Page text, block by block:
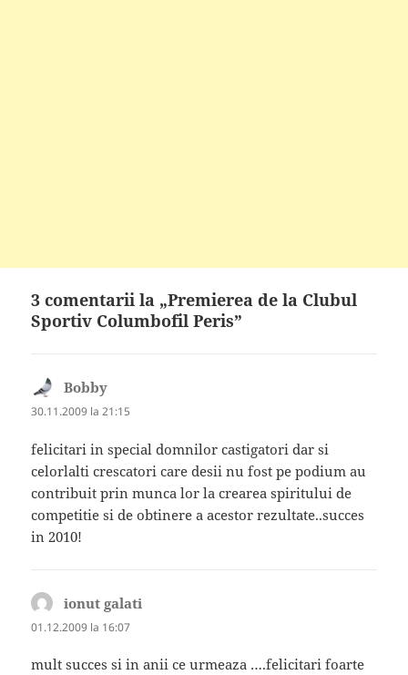
3 comentarii la „Premierea de la Clubul
Sportiv Columbofil Peris”
Bobby
30.11.2009 la 21:15
felicitari in special domnilor castigatori dar si
celorlalti crescatori care desii nu fost pe podium au
contribuit prin munca lor la crearea spiritului de
competitie si de obtinere a acestor rezultate..succes
in 2010!
ionut galati
01.12.2009 la 16:07
mult succes si in anii ce urmeaza ….felicitari foarte